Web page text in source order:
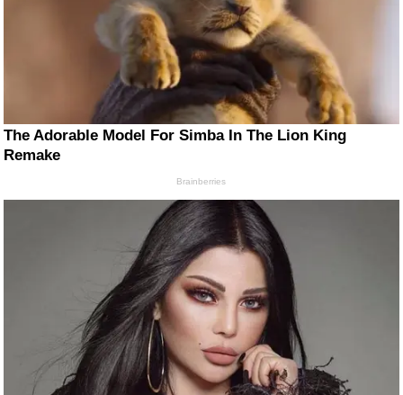
The Adorable Model For Simba In The Lion King
Remake
Brainberries